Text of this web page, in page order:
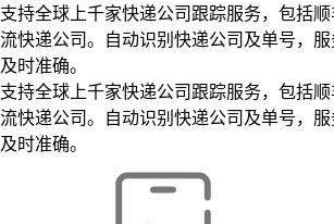
支持全球上千家快递公司跟踪服务，包括
流快递公司。自动识别快递公司及单号，
及时准确。
支持全球上千家快递公司跟踪服务，包括
流快递公司。自动识别快递公司及单号，
及时准确。